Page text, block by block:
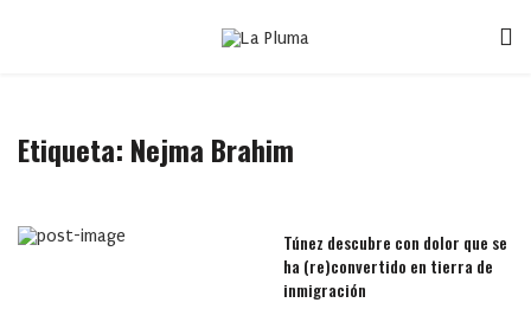
Etiqueta: Nejma Brahim
Túnez descubre con dolor que se
ha (re)convertido en tierra de
inmigración